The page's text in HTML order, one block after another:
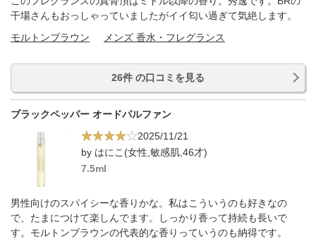
干場さんもおっしゃっていましたがイイ匂い過ぎて気絶します。
モルトンブラウン
メンズ 香水・フレグランス
26件 の口コミを見る
ブラックペッパー オードパルファン
2025/11/21
by はにこ(女性,敏感肌,46才)
7.5ml
男性向けのスパイシーな香りかな。私はこういうのも好きなの
で、たまにつけて楽しんでます。しっかり香って持続も長いで
す。モルトンブラウンの代表的な香りっていうのも納得です。